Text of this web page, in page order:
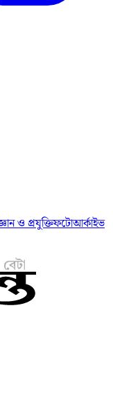
ও প্রযুক্তিফটোআর্কাইভ